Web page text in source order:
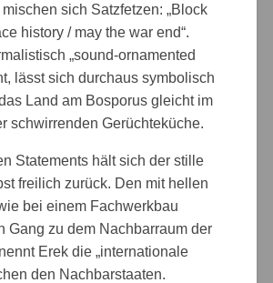
sich Satzfetzen: „Block
history / may the war end“.
„sound-ornamented
lässt sich durchaus symbolisch
Land am Bosporus gleicht im
schwirrenden Gerüchteküche.
Statements hält sich der stille
freilich zurück. Den mit hellen
bei einem Fachwerkbau
Gang zu dem Nachbarraum der
Erek die „internationale
den Nachbarstaaten.